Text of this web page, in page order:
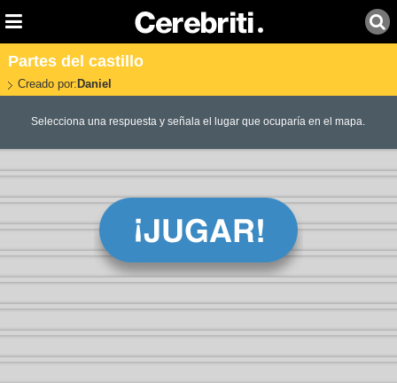
Partes del castillo
Creado por: Daniel
Selecciona una respuesta y señala el lugar que ocuparía en el mapa.